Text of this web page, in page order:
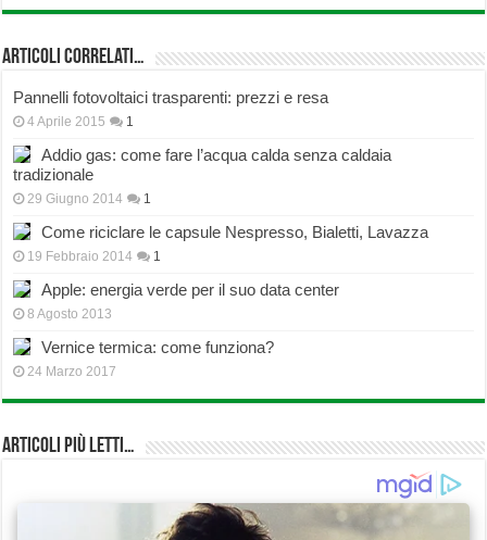
Articoli correlati…
Pannelli fotovoltaici trasparenti: prezzi e resa
4 Aprile 2015 1
Addio gas: come fare l’acqua calda senza caldaia
tradizionale
29 Giugno 2014 1
Come riciclare le capsule Nespresso, Bialetti, Lavazza
19 Febbraio 2014 1
Apple: energia verde per il suo data center
8 Agosto 2013
Vernice termica: come funziona?
24 Marzo 2017
Articoli più Letti…